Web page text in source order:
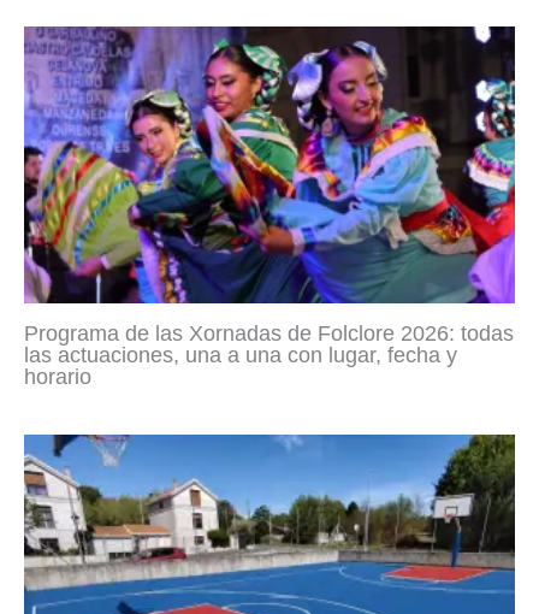
Programa de las Xornadas de Folclore 2026: todas
las actuaciones, una a una con lugar, fecha y
horario